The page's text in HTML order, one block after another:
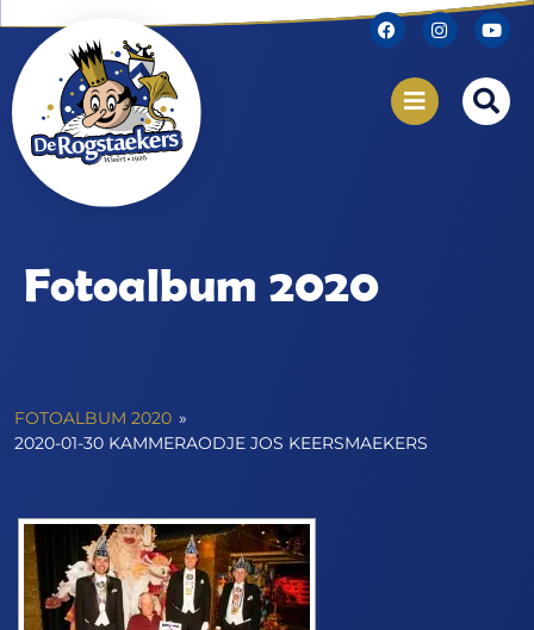
Fotoalbum 2020
FOTOALBUM 2020 »
2020-01-30 KAMMERAODJE JOS KEERSMAEKERS